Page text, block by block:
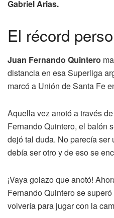
Gabriel Arias.
El récord
Juan Fernando Quintero
distancia en esa Superliga
marcó a Unión de Santa Fe
Aquella vez anotó a través
Fernando Quintero, el balón
dejó tal duda. No parecía ser
debía ser otro y de eso se
¡Vaya golazo que anotó!
Fernando Quintero se
volvería para jugar con la